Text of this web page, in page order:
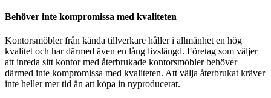
Behöver inte kompromissa med kvaliteten
Kontorsmöbler från kända tillverkare håller i allmänhet en hög
kvalitet och har därmed även en lång livslängd. Företag som väljer
att inreda sitt kontor med återbrukade kontorsmöbler behöver
därmed inte kompromissa med kvaliteten. Att välja återbrukat kräver
inte heller mer tid än att köpa in nyproducerat.